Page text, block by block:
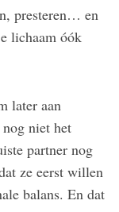
presteren… en
lichaam óók
later aan
niet het
partner nog
ze eerst willen
balans. En dat